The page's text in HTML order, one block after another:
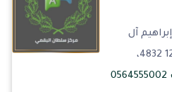
إبراهيم آل
سعود، الضباط، الرياض 12627 4832،